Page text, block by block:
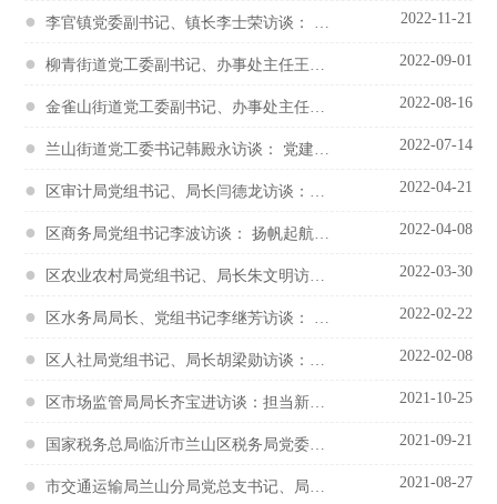
● 李官镇党委副书记、镇长李士荣访谈： 乘势而上加油干 奋进笃行谋新篇 2022-11-21
● 柳青街道党工委副书记、办事处主任王依峰访谈：担当作为 创新实干 奋力谱写柳青高... 2022-09-01
● 金雀山街道党工委副书记、办事处主任王经略访谈：砥砺初心践使命 笃行不怠勇担当 2022-08-16
● 兰山街道党工委书记韩殿永访谈： 党建引领求突破 统筹协调谋发展 2022-07-14
● 区审计局党组书记、局长闫德龙访谈：围绕中心服务大局，全面履行审计监督职责 2022-04-21
● 区商务局党组书记李波访谈： 扬帆起航再出发 砥砺奋进铸辉煌 促进商务事业开启新... 2022-04-08
● 区农业农村局党组书记、局长朱文明访谈：顺畅城乡双向循环 打造城乡融合示范区 奋... 2022-03-30
● 区水务局局长、党组书记李继芳访谈： 凝心聚力，改革创新，绘就水清岸绿景美新画卷 2022-02-22
● 区人社局党组书记、局长胡梁勋访谈：奋发有为 实干担当 努力实现兰山更高质量更充... 2022-02-08
● 区市场监管局局长齐宝进访谈：担当新使命 开启新征程谱写市场监管事业新篇章 2021-10-25
● 国家税务总局临沂市兰山区税务局党委书记、局长尚学昭访谈：为民收税 固本谋远 努... 2021-09-21
● 市交通运输局兰山分局党总支书记、局长 董建梅访谈:高标准加快交通基础建设，开新... 2021-08-27